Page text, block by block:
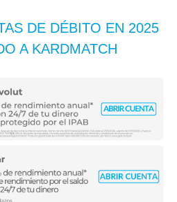
DE DÉBITO EN 2025
A KARDMATCH